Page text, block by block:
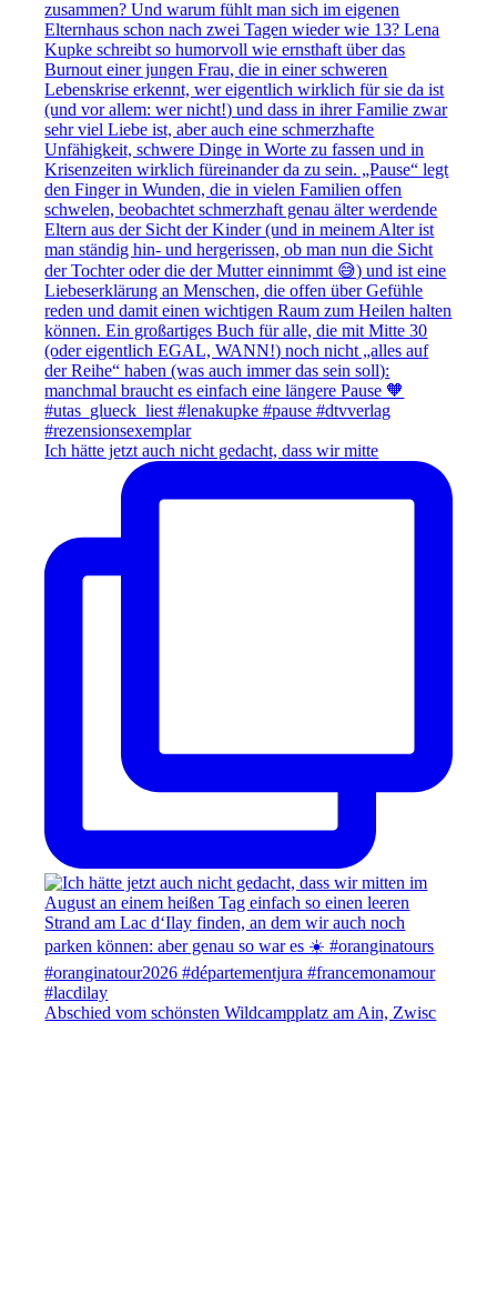
Ich hätte jetzt auch nicht gedacht, dass wir mitte
Abschied vom schönsten Wildcampplatz am Ain, Zwisc